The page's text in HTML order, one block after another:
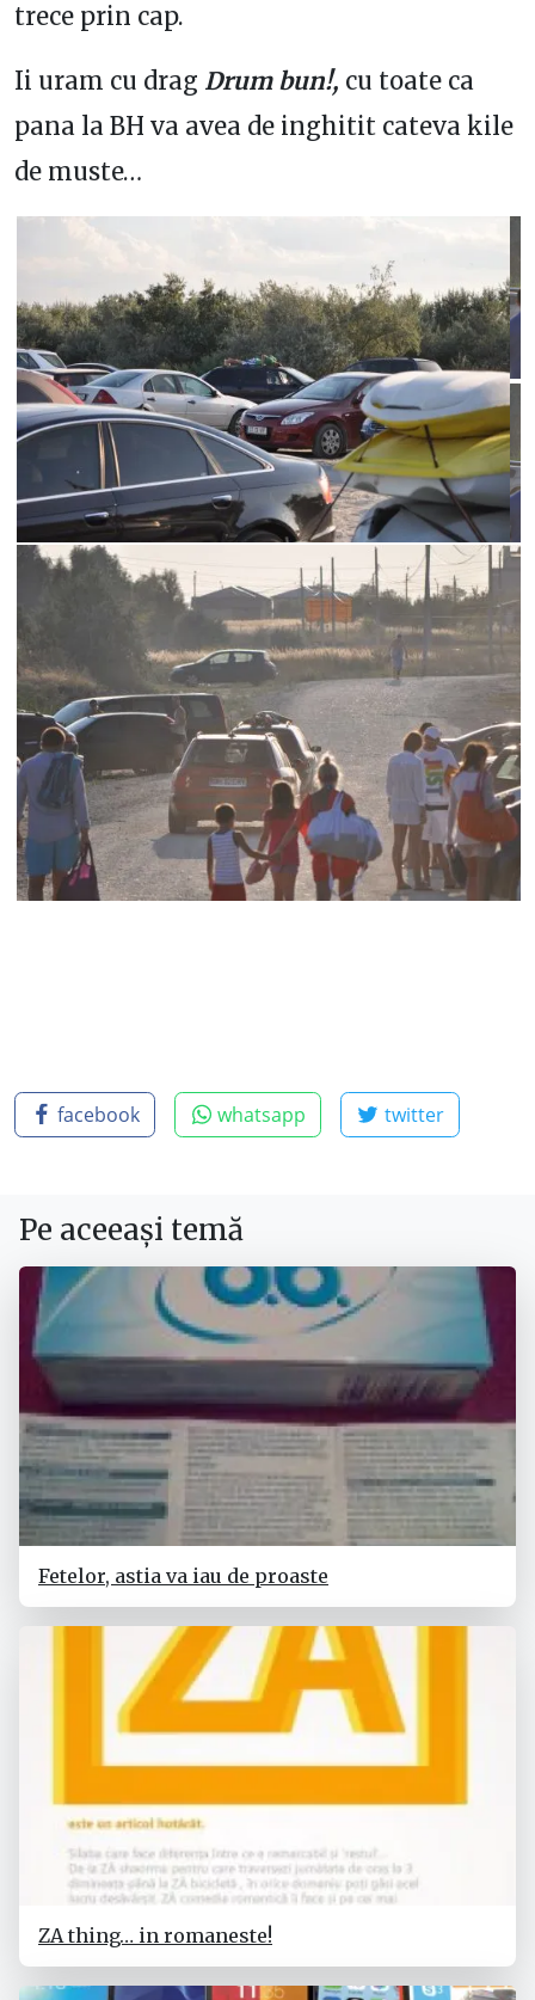
trece prin cap.
Ii uram cu drag Drum bun!, cu toate ca
pana la BH va avea de inghitit cateva kile
de muste…
facebook whatsapp twitter
Pe aceeași temă
Fetelor, astia va iau de proaste
ZA thing… in romaneste!